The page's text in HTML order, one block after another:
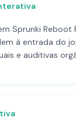
Sprunki Reboot
à entrada do
e auditivas